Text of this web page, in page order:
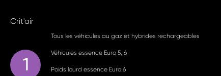
Crit'air
1
Tous les véhicules au gaz et hybrides rechargeables
Véhicules essence Euro 5, 6
Poids lourd essence Euro 6